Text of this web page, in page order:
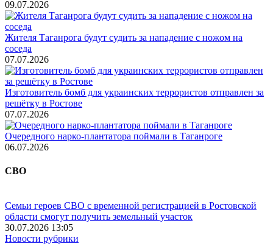
09.07.2026
Жителя Таганрога будут судить за нападение с ножом на
соседа
07.07.2026
Изготовитель бомб для украинских террористов отправлен за
решётку в Ростове
07.07.2026
Очередного нарко-плантатора поймали в Таганроге
06.07.2026
СВО
Семьи героев СВО с временной регистрацией в Ростовской
области смогут получить земельный участок
30.07.2026 13:05
Новости рубрики